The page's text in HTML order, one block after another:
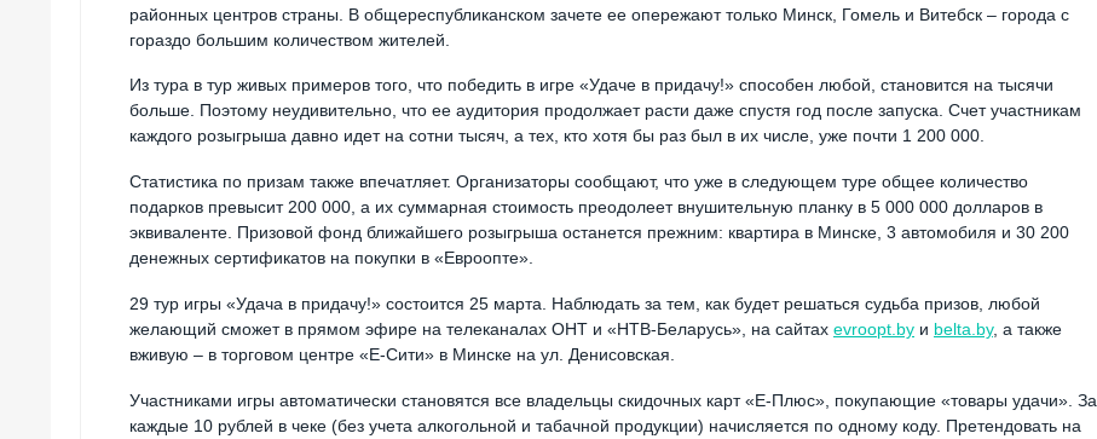
районных центров страны. В общереспубликанском зачете ее опережают только Минск, Гомель и Витебск – города с
гораздо большим количеством жителей.
Из тура в тур живых примеров того, что победить в игре «Удаче в придачу!» способен любой, становится на тысячи
больше. Поэтому неудивительно, что ее аудитория продолжает расти даже спустя год после запуска. Счет участникам
каждого розыгрыша давно идет на сотни тысяч, а тех, кто хотя бы раз был в их числе, уже почти 1 200 000.
Статистика по призам также впечатляет. Организаторы сообщают, что уже в следующем туре общее количество
подарков превысит 200 000, а их суммарная стоимость преодолеет внушительную планку в 5 000 000 долларов в
эквиваленте. Призовой фонд ближайшего розыгрыша останется прежним: квартира в Минске, 3 автомобиля и 30 200
денежных сертификатов на покупки в «Евроопте».
29 тур игры «Удача в придачу!» состоится 25 марта. Наблюдать за тем, как будет решаться судьба призов, любой
желающий сможет в прямом эфире на телеканалах ОНТ и «НТВ-Беларусь», на сайтах evroopt.by и belta.by, а также
вживую – в торговом центре «Е-Сити» в Минске на ул. Денисовская.
Участниками игры автоматически становятся все владельцы скидочных карт «Е-Плюс», покупающие «товары удачи». За
каждые 10 рублей в чеке (без учета алкогольной и табачной продукции) начисляется по одному коду. Претендовать на